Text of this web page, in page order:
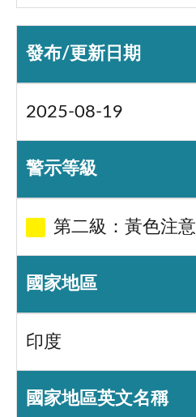
發布/更新日期
2025-08-19
警示等級
第二級：黃色注意
國家地區
印度
國家地區英文名稱